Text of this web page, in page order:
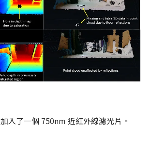
入了一個 750nm 近紅外線濾光片。